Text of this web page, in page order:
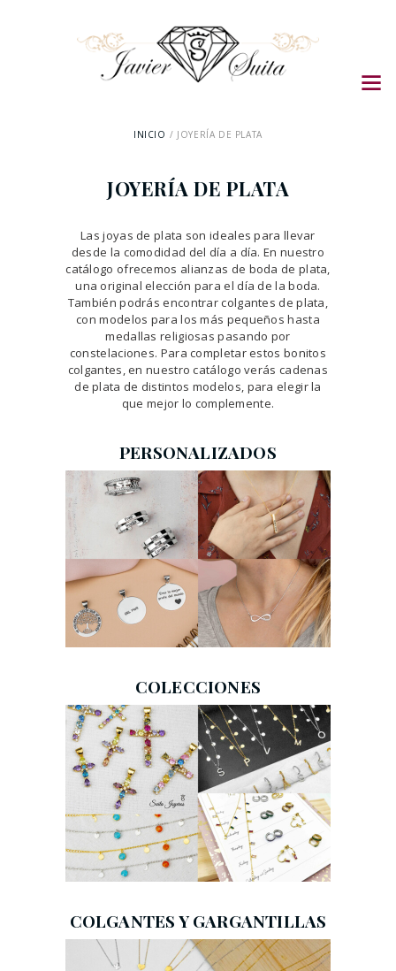
INICIO JOYERÍA DE PLATA
JOYERÍA DE PLATA
Las joyas de plata son ideales para llevar
desde la comodidad del día a día. En nuestro
catálogo ofrecemos alianzas de boda de plata,
una original elección para el día de la boda.
También podrás encontrar colgantes de plata,
con modelos para los más pequeños hasta
medallas religiosas pasando por
constelaciones. Para completar estos bonitos
colgantes, en nuestro catálogo verás cadenas
de plata de distintos modelos, para elegir la
que mejor lo complemente.
PERSONALIZADOS
COLECCIONES
COLGANTES Y GARGANTILLAS